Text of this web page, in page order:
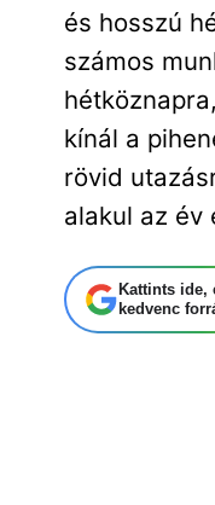
és hosszú
számos
kínál a
rövid
alakul az év
Kattints ide,
kedvenc